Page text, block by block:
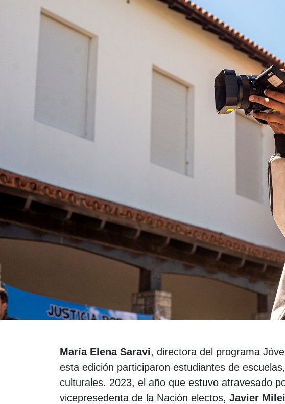
María Elena Saravi, directora del programa
esta edición participaron estudiantes de
culturales. 2023, el año que estuvo atravesado
vicepresedenta de la Nación electos, Javier Milei